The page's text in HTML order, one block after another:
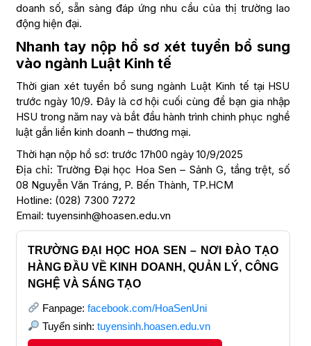
doanh số, sẵn sàng đáp ứng nhu cầu của thị trường lao
động hiện đại.
Nhanh tay nộp hồ sơ xét tuyển bổ sung
vào ngành Luật Kinh tế
Thời gian xét tuyển bổ sung ngành Luật Kinh tế tại HSU
trước ngày 10/9. Đây là cơ hội cuối cùng để bạn gia nhập
HSU trong năm nay và bắt đầu hành trình chinh phục nghề
luật gắn liền kinh doanh – thương mại.
Thời hạn nộp hồ sơ: trước 17h00 ngày 10/9/2025
Địa chỉ: Trường Đại học Hoa Sen – Sảnh G, tầng trệt, số
08 Nguyễn Văn Tráng, P. Bến Thành, TP.HCM
Hotline: (028) 7300 7272
Email: tuyensinh@hoasen.edu.vn
TRƯỜNG ĐẠI HỌC HOA SEN – NƠI ĐÀO TẠO
HÀNG ĐẦU VỀ KINH DOANH, QUẢN LÝ, CÔNG
NGHỆ VÀ SÁNG TẠO
Fanpage: facebook.com/HoaSenUni
Tuyển sinh: tuyensinh.hoasen.edu.vn